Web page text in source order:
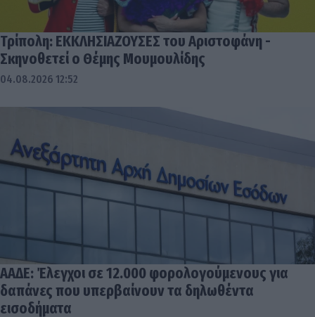
Τρίπολη: ΕΚΚΛΗΣΙΑΖΟΥΣΕΣ του Αριστοφάνη -
Σκηνοθετεί ο Θέμης Μουμουλίδης
04.08.2026 12:52
ΑΑΔΕ: Έλεγχοι σε 12.000 φορολογούμενους για
δαπάνες που υπερβαίνουν τα δηλωθέντα
εισοδήματα